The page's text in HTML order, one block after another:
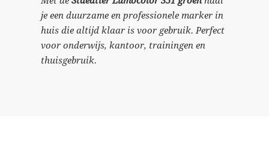
je een duurzame en professionele marker in
huis die altijd klaar is voor gebruik. Perfect
voor onderwijs, kantoor, trainingen en
thuisgebruik.